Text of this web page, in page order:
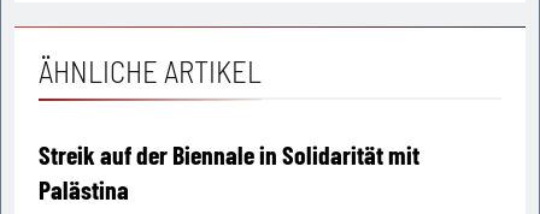
ÄHNLICHE ARTIKEL
Streik auf der Biennale in Solidarität mit
Palästina